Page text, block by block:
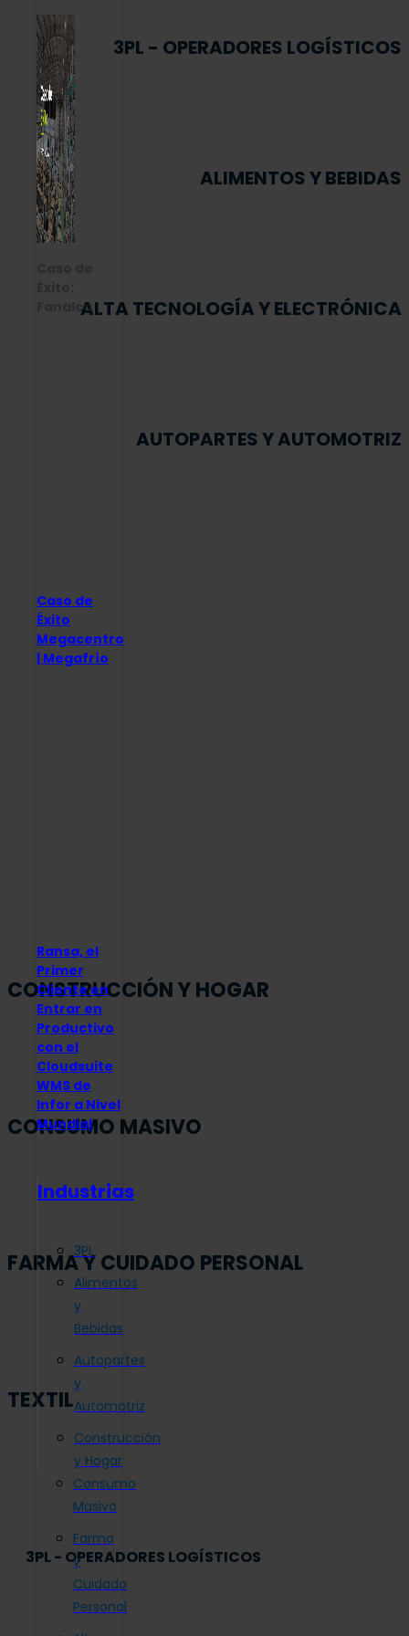
Fanalca
Caso de
Éxito
Megacentro
| Megafrío
Ransa, el
Primer
Cliente en
Entrar en
Productivo
con el
Cloudsuite
WMS de
Infor a Nivel
Mundial
Industrias
3PL
Alimentos
y
Bebidas
Autopartes
y
Automotriz
Construcción
y Hogar
Consumo
Masivo
Farma
y
Cuidado
Personal
3PL - OPERADORES LOGÍSTICOS
ALIMENTOS Y BEBIDAS
ALTA TECNOLOGÍA Y ELECTRÓNICA
AUTOPARTES Y AUTOMOTRIZ
CONSTRUCCIÓN Y HOGAR
CONSUMO MASIVO
FARMA Y CUIDADO PERSONAL
TEXTIL
3PL - OPERADORES LOGÍSTICOS